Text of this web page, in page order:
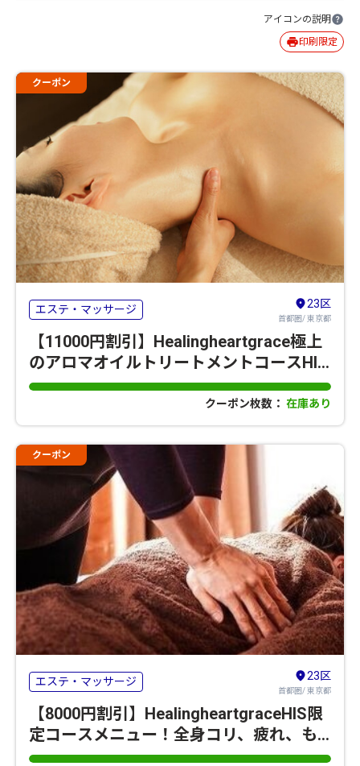
アイコンの説明
印刷限定
クーポン
エステ・マッサージ 23区
首都圏/ 東京都
【11000円割引】Healingheartgrace極上
のアロマオイルトリートメントコースHIS
限定メニュー
クーポン枚数： 在庫あり
クーポン
エステ・マッサージ 23区
首都圏/ 東京都
【8000円割引】HealingheartgraceHIS限
定コースメニュー！全身コリ、疲れ、も
みほぐし疲労改善